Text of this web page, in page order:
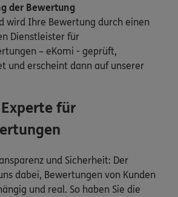
der Bewertung
wird Ihre Bewertung durch einen
Dienstleister für
– eKomi - geprüft,
und erscheint dann auf unserer
für
und Sicherheit: Der
dabei, Bewertungen von Kunden
und real. So haben Sie die